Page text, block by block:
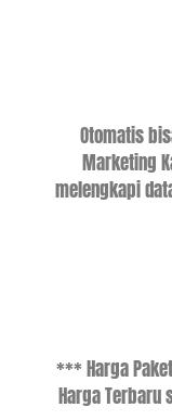
Otomatis
Marketing
melengkapi
*** Harga
Harga Terbaru